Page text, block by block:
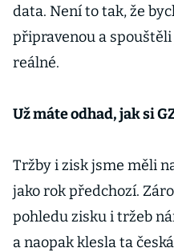
data. Není to tak, že
připravenou a
reálné.
Už máte odhad, jak si
Tržby i zisk jsme měli
jako rok předchozí.
pohledu zisku i tržeb
a naopak klesla ta